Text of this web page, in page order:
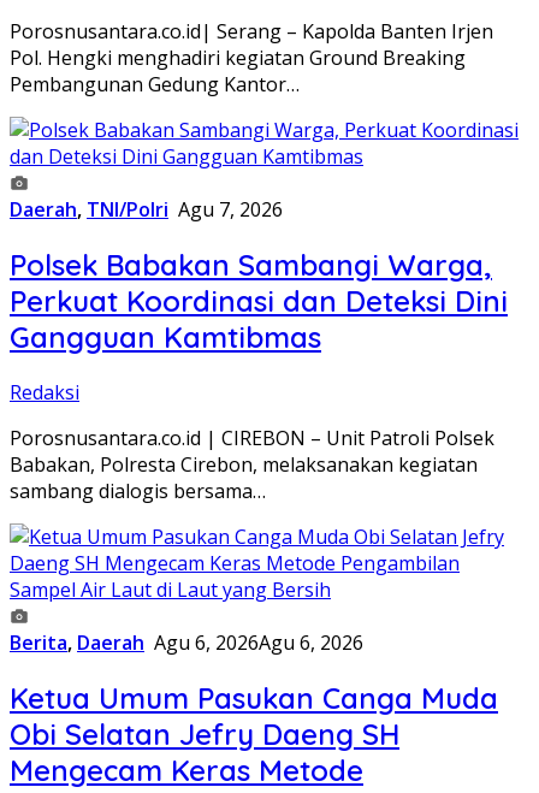
Porosnusantara.co.id| Serang – Kapolda Banten Irjen
Pol. Hengki menghadiri kegiatan Ground Breaking
Pembangunan Gedung Kantor…
Daerah, TNI/Polri Agu 7, 2026
Polsek Babakan Sambangi Warga,
Perkuat Koordinasi dan Deteksi Dini
Gangguan Kamtibmas
Redaksi
Porosnusantara.co.id | CIREBON – Unit Patroli Polsek
Babakan, Polresta Cirebon, melaksanakan kegiatan
sambang dialogis bersama…
Berita, Daerah Agu 6, 2026Agu 6, 2026
Ketua Umum Pasukan Canga Muda
Obi Selatan Jefry Daeng SH
Mengecam Keras Metode